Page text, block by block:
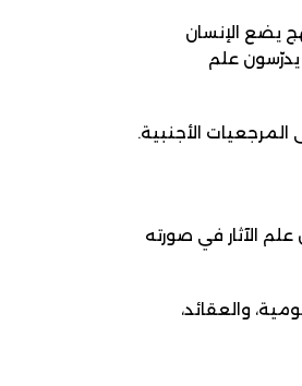
يضع الإنسان
علم
الأجنبية.
الآثار في صورته
والعقائد،